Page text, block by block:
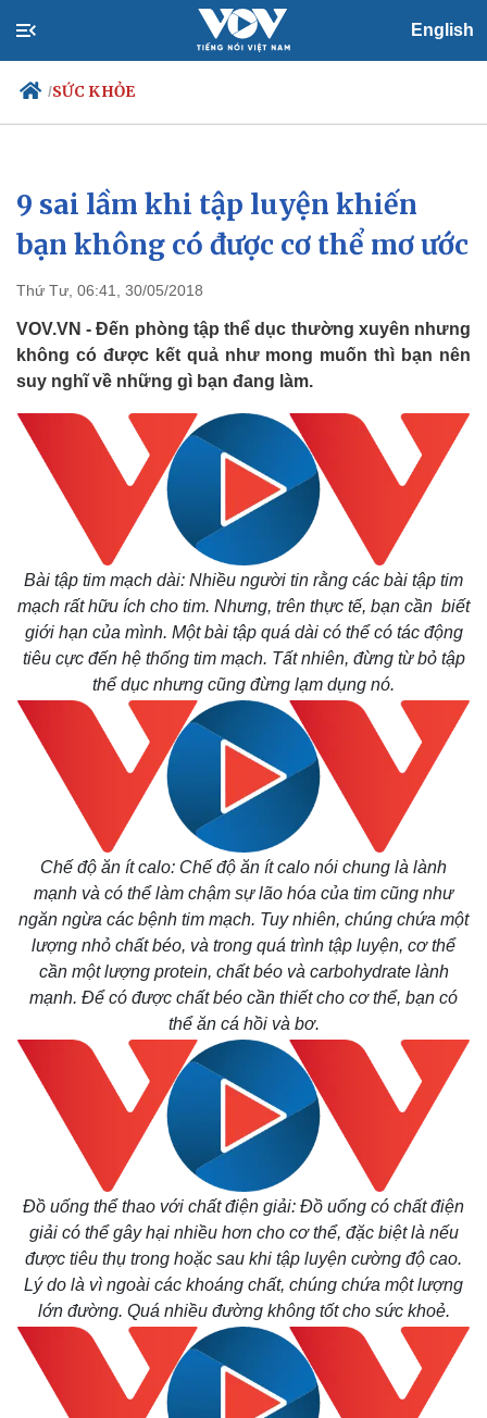
English
/SỨC KHỎE
Chính trị
Tổ chức nhân sự
Nhận diện sự thật
Xã hội
Tin 24h
Dự báo thời tiết
Việc làm
Biển đảo
9 sai lầm khi tập luyện khiến
bạn không có được cơ thể mơ ước
Thứ Tư, 06:41, 30/05/2018
VOV.VN - Đến phòng tập thể dục thường xuyên nhưng
không có được kết quả như mong muốn thì bạn nên
suy nghĩ về những gì bạn đang làm.
Bài tập tim mạch dài: Nhiều người tin rằng các bài tập tim
mạch rất hữu ích cho tim. Nhưng, trên thực tế, bạn cần biết
giới hạn của mình. Một bài tập quá dài có thể có tác động
tiêu cực đến hệ thống tim mạch. Tất nhiên, đừng từ bỏ tập
thể dục nhưng cũng đừng lạm dụng nó.
Chế độ ăn ít calo: Chế độ ăn ít calo nói chung là lành
mạnh và có thể làm chậm sự lão hóa của tim cũng như
ngăn ngừa các bệnh tim mạch. Tuy nhiên, chúng chứa một
lượng nhỏ chất béo, và trong quá trình tập luyện, cơ thể
cần một lượng protein, chất béo và carbohydrate lành
mạnh. Để có được chất béo cần thiết cho cơ thể, bạn có
thể ăn cá hồi và bơ.
Đồ uống thể thao với chất điện giải: Đồ uống có chất điện
giải có thể gây hại nhiều hơn cho cơ thể, đặc biệt là nếu
được tiêu thụ trong hoặc sau khi tập luyện cường độ cao.
Lý do là vì ngoài các khoáng chất, chúng chứa một lượng
lớn đường. Quá nhiều đường không tốt cho sức khoẻ.